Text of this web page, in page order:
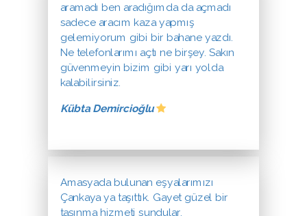
aramadı ben aradığımda da açmadı
sadece aracım kaza yapmış
gelemiyorum gibi bir bahane yazdı.
Ne telefonlarımı açtı ne birşey. Sakın
güvenmeyin bizim gibi yarı yolda
kalabilirsiniz.
Kübta Demircioğlu
Amasyada bulunan eşyalarımızı
Çankaya ya taşıttık. Gayet güzel bir
taşınma hizmeti sundular.